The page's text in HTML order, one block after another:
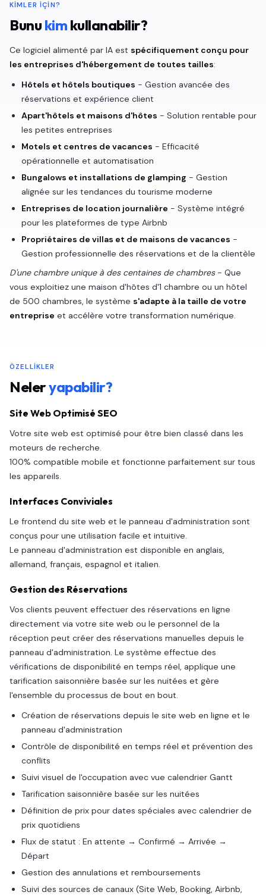
KIMLER IÇIN?
Bunukimkullanabilir?
Ce logiciel alimenté par IA est spécifiquement conçu pour
les entreprises d'hébergement de toutes tailles:
Hôtels et hôtels boutiques - Gestion avancée des
réservations et expérience client
Apart'hôtels et maisons d'hôtes - Solution rentable pour
les petites entreprises
Motels et centres de vacances - Efficacité
opérationnelle et automatisation
Bungalows et installations de glamping - Gestion
alignée sur les tendances du tourisme moderne
Entreprises de location journalière - Système intégré
pour les plateformes de type Airbnb
Propriétaires de villas et de maisons de vacances -
Gestion professionnelle des réservations et de la clientèle
D'une chambre unique à des centaines de chambres- Que
vous exploitiez une maison d'hôtes d'1 chambre ou un hôtel
de 500 chambres, le système s'adapte à la taille de votre
entreprise et accélère votre transformation numérique.
ÖZELLIKLER
Neleryapabilir?
Site Web Optimisé SEO
Votre site web est optimisé pour être bien classé dans les
moteurs de recherche.
100% compatible mobile et fonctionne parfaitement sur tous
les appareils.
Interfaces Conviviales
Le frontend du site web et le panneau d'administration sont
conçus pour une utilisation facile et intuitive.
Le panneau d'administration est disponible en anglais,
allemand, français, espagnol et italien.
Gestion des Réservations
Vos clients peuvent effectuer des réservations en ligne
directement via votre site web ou le personnel de la
réception peut créer des réservations manuelles depuis le
panneau d'administration. Le système effectue des
vérifications de disponibilité en temps réel, applique une
tarification saisonnière basée sur les nuitées et gère
l'ensemble du processus de bout en bout.
Création de réservations depuis le site web en ligne et le
panneau d'administration
Contrôle de disponibilité en temps réel et prévention des
conflits
Suivi visuel de l'occupation avec vue calendrier Gantt
Tarification saisonnière basée sur les nuitées
Définition de prix pour dates spéciales avec calendrier de
prix quotidiens
Flux de statut : En attente → Confirmé → Arrivée →
Départ
Gestion des annulations et remboursements
Suivi des sources de canaux (Site Web, Booking, Airbnb,